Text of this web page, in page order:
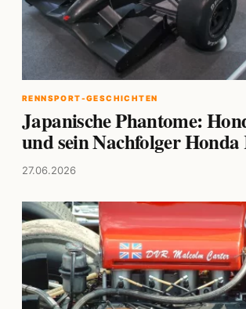
RENNSPORT-GESCHICHTEN
Japanische Phantome:
und sein Nachfolger Honda
27.06.2026